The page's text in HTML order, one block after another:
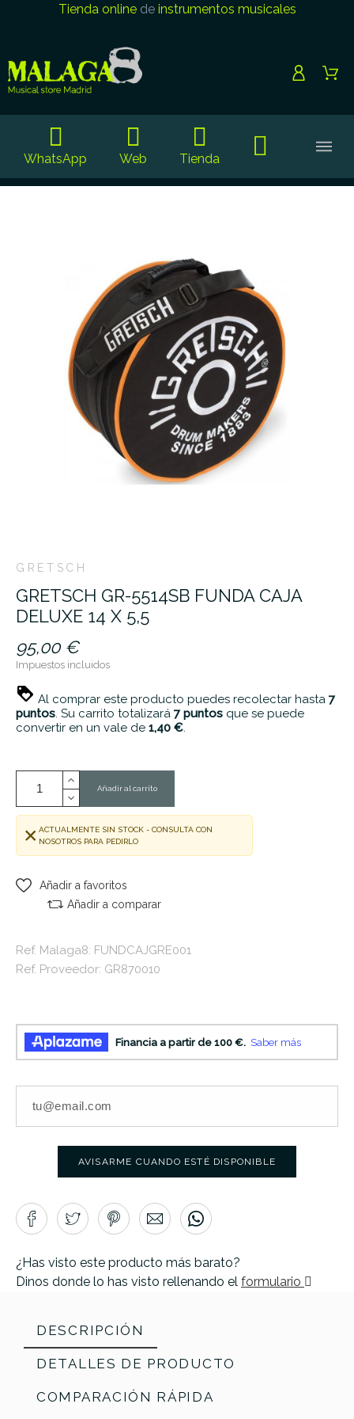
Tienda onlinede instrumentos musicales
WhatsApp Web Tienda
GRETSCH
GRETSCH GR-5514SB FUNDA CAJA
DELUXE 14 X 5,5
95,00 €
Impuestos incluidos
Al comprar este producto puedes recolectar hasta 7
puntos. Su carrito totalizará 7puntos que se puede
convertir en un vale de 1,40 €.
Añadir al carrito
ACTUALMENTE SIN STOCK - CONSULTA CON
NOSOTROS PARA PEDIRLO
Añadir a favoritos
Añadir a comparar
Ref. Malaga8: FUNDCAJGRE001
Ref. Proveedor: GR870010
AVISARME CUANDO ESTÉ DISPONIBLE
¿Has visto este producto más barato?
Dinos donde lo has visto rellenando el formulario
DESCRIPCIÓN
DETALLES DE PRODUCTO
COMPARACIÓN RÁPIDA